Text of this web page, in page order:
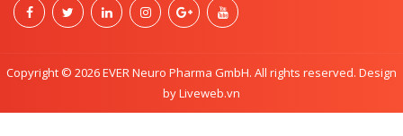
Copyright © 2026 EVER Neuro Pharma GmbH. All rights reserved. Design
by Liveweb.vn